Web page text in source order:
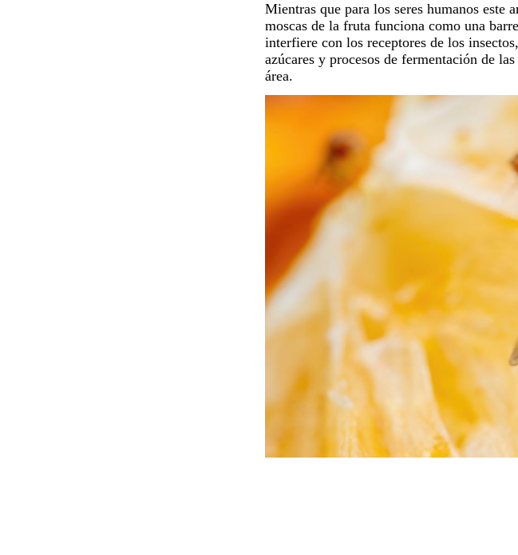
Mientras que para los seres humanos este
moscas de la frutafunciona como una
interfiere con los receptores de los
azúcares y procesos de fermentación de
área.